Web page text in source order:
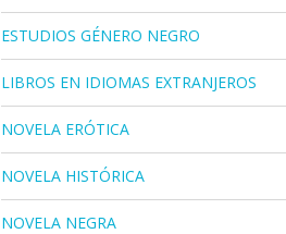
ESTUDIOS GÉNERO NEGRO
LIBROS EN IDIOMAS EXTRANJEROS
NOVELA ERÓTICA
NOVELA HISTÓRICA
NOVELA NEGRA